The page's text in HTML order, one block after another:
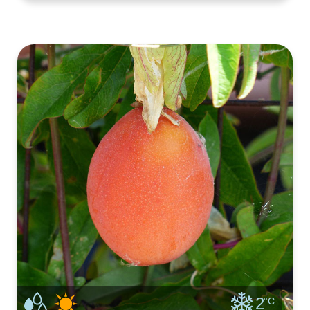
late voorjaar buiten. Vanaf het vroege voorjaar
ka
2°C